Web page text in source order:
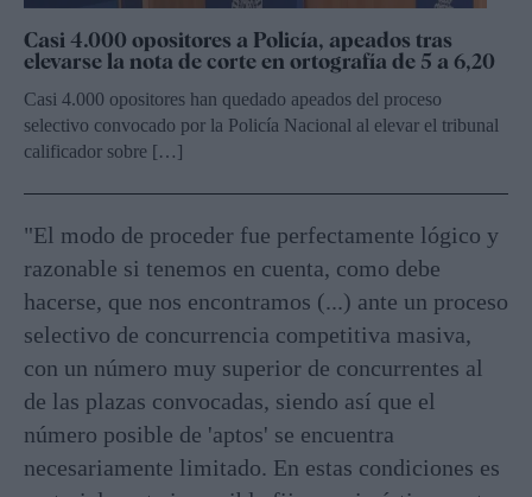
Casi 4.000 opositores a Policía, apeados tras
elevarse la nota de corte en ortografía de 5 a 6,20
Casi 4.000 opositores han quedado apeados del proceso
selectivo convocado por la Policía Nacional al elevar el tribunal
calificador sobre […]
"El modo de proceder fue perfectamente lógico y
razonable si tenemos en cuenta, como debe
hacerse, que nos encontramos (...) ante un proceso
selectivo de concurrencia competitiva masiva,
con un número muy superior de concurrentes al
de las plazas convocadas, siendo así que el
número posible de 'aptos' se encuentra
necesariamente limitado. En estas condiciones es